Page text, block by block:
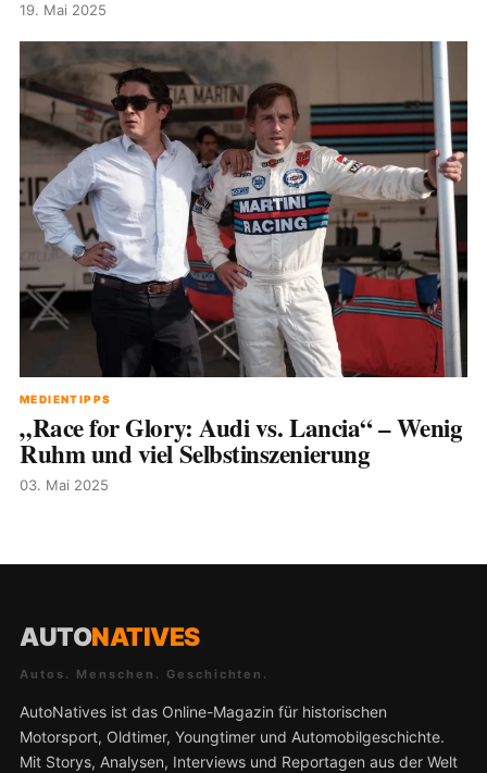
19. Mai 2025
MEDIENTIPPS
„Race for Glory: Audi vs. Lancia“ – Wenig
Ruhm und viel Selbstinszenierung
03. Mai 2025
AUTONATIVES
Autos. Menschen. Geschichten.
AutoNatives ist das Online-Magazin für historischen
Motorsport, Oldtimer, Youngtimer und Automobilgeschichte.
Mit Storys, Analysen, Interviews und Reportagen aus der Welt